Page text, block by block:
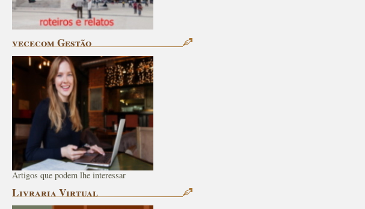
vececom Gestão
Artigos que podem lhe interessar
Livraria Virtual